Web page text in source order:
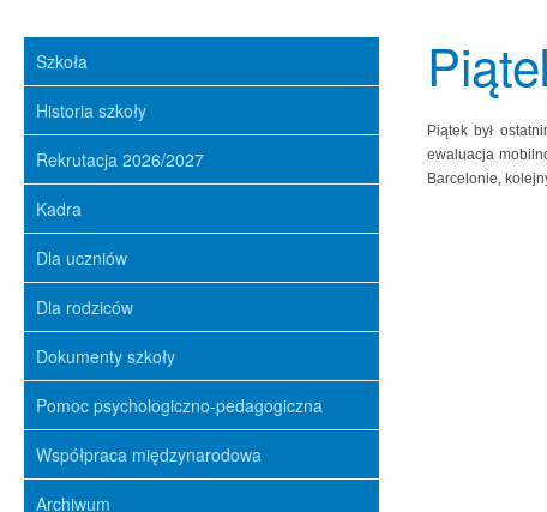
Piątek był
ewaluacja
Barcelonie,
Szkoła
Historia szkoły
Rekrutacja 2026/2027
Kadra
Dla uczniów
Dla rodziców
Dokumenty szkoły
Pomoc psychologiczno-pedagogiczna
Współpraca międzynarodowa
Archiwum